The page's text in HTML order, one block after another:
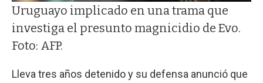
Uruguayo implicado en una trama que
investiga el presunto magnicidio de Evo.
Foto: AFP.
Lleva tres años detenido y su defensa anunció que